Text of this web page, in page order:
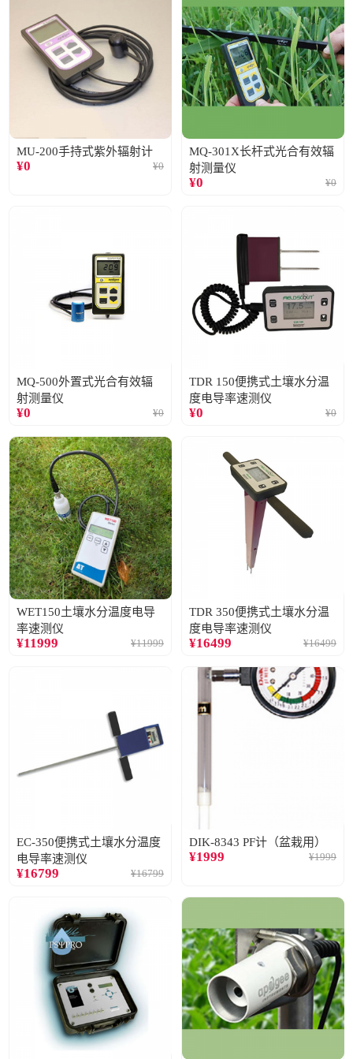
MU-200手持式紫外辐射计
¥0 ¥0
MQ-301X长杆式光合有效辐
射测量仪
¥0 ¥0
MQ-500外置式光合有效辐
射测量仪
¥0 ¥0
TDR 150便携式土壤水分温
度电导率速测仪
¥0 ¥0
WET150土壤水分温度电导
率速测仪
¥11999 ¥11999
TDR 350便携式土壤水分温
度电导率速测仪
¥16499 ¥16499
EC-350便携式土壤水分温度
电导率速测仪
¥16799 ¥16799
DIK-8343 PF计（盆栽用）
¥1999 ¥1999